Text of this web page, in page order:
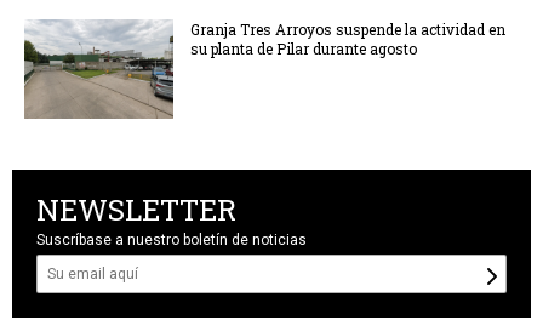
Granja Tres Arroyos suspende la actividad en
su planta de Pilar durante agosto
NEWSLETTER
Suscríbase a nuestro boletín de noticias